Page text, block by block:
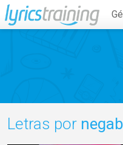
Letras por